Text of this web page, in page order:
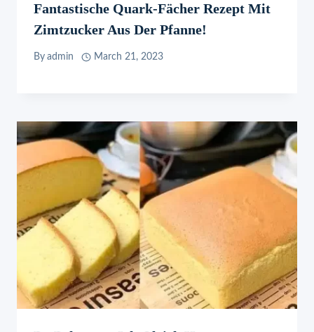
Fantastische Quark-Fächer Rezept Mit
Zimtzucker Aus Der Pfanne!
By admin March 21, 2023